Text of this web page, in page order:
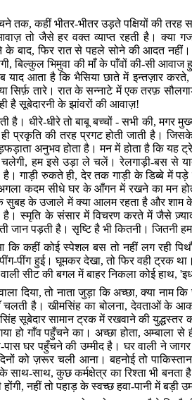
तक,कहीं भीतर-भीतर उड़ते पक्षियों की तरह
तो जैसे हर वक्त व्याप्त रहती है। क्या
बाद,फिर रात से पहले सोने की आदत नहीं।
,बिल्कुल भिमुवा की माँ के पाँवों की-सी आवाज
याद आता है कि भैसिया छाते में इन्तज़ार करते,
सिर्फ़ तारे। रात के सन्नाटे में एक तरफ़
है सूबेदारनी के झांवरों की आवाज़!
है। धीरे-धीरे तो बाबू बच्चों - सभी की,मगर
प्रकृति की तरह प्रगट होती जाती है।
अनुभव होता है। मन में होता है कि यह
,हम इसे उड़ा ले चलें। रेलगाड़ी-बस से
है। गाड़ी रुकते ही,देर तक गाड़ी के डिब्बे में
कदम सीधे घर के आँगन में रखने का मन
सुबह के उजाले में क्या आलम रहता है और शाम
है। स्मृति के संसार में विचरण करते में जैसे
जान पड़ती है। सृष्टि है भी कितनी। जितनी
कि कहीं कोई स्पेशल बस तो नहीं लग रही
पींग हुई। घूमकर देखा,तो फिर वही ट्रक
सीट की बगल में बाहर निकला कोई हाथ, '
दिया,तो नाता जुड़ा कि अच्छा,क्या नाम
चलती है। खीमसिंह का बोलना,देवताओं के
सूबेदार सामान ट्रक में रखवाने की युद्धस्तर
हो गाँव पहुँचने का। अच्छा होता,अम्बाला से
घर पहुँचने की उम्मीद है। घर वाली ने
को ज़रूर चली आना। बहनोई तो
के साथ-साथ,कुछ कर्मक्षेत्र का रिश्ता भी बनता
,नहीं तो पहाड़ के स्वच्छ हवा-पानी में बड़ी